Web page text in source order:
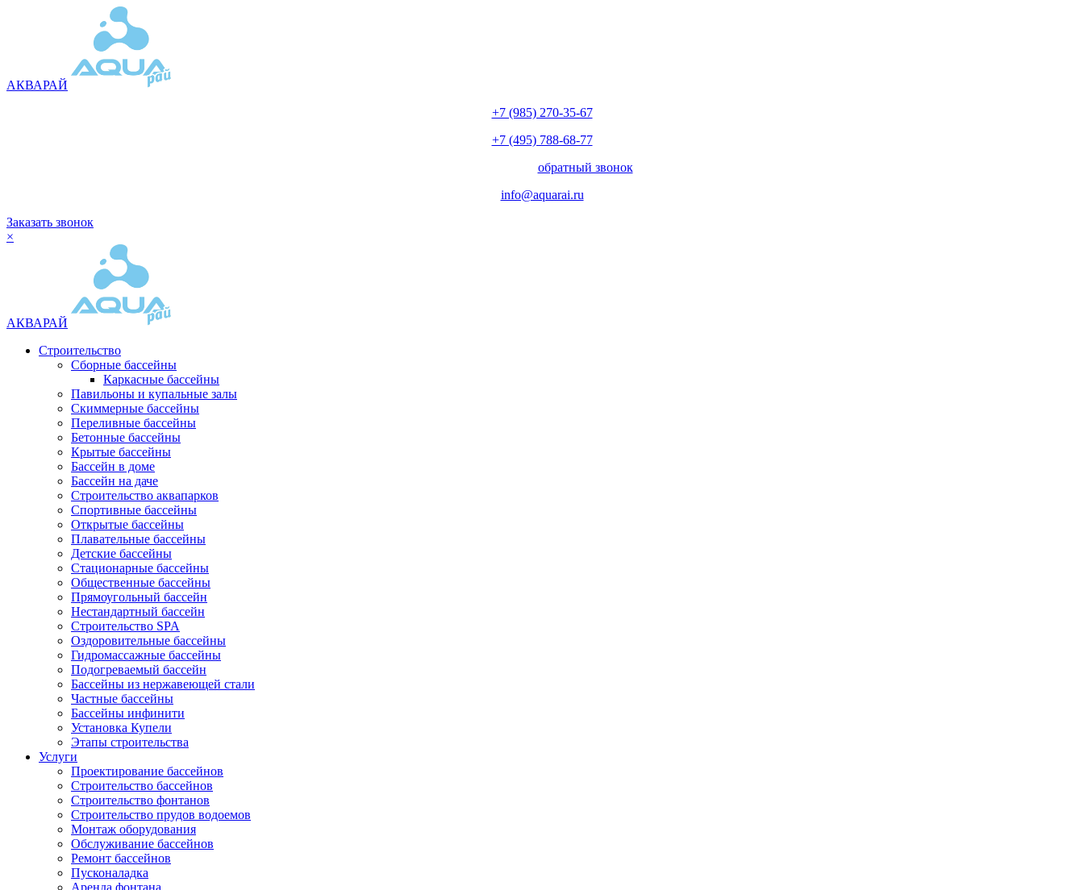
АКВАРАЙ
+7 (985) 270-35-67
+7 (495) 788-68-77
обратный звонок
info@aquarai.ru
Заказать звонок
×
АКВАРАЙ
Строительство
Сборные бассейны
Каркасные бассейны
Павильоны и купальные залы
Скиммерные бассейны
Переливные бассейны
Бетонные бассейны
Крытые бассейны
Бассейн в доме
Бассейн на даче
Строительство аквапарков
Спортивные бассейны
Открытые бассейны
Плавательные бассейны
Детские бассейны
Стационарные бассейны
Общественные бассейны
Прямоугольный бассейн
Нестандартный бассейн
Строительство SPA
Оздоровительные бассейны
Гидромассажные бассейны
Подогреваемый бассейн
Бассейны из нержавеющей стали
Частные бассейны
Бассейны инфинити
Установка Купели
Этапы строительства
Услуги
Проектирование бассейнов
Строительство бассейнов
Строительство фонтанов
Строительство прудов водоемов
Монтаж оборудования
Обслуживание бассейнов
Ремонт бассейнов
Пусконаладка
Аренда фонтана